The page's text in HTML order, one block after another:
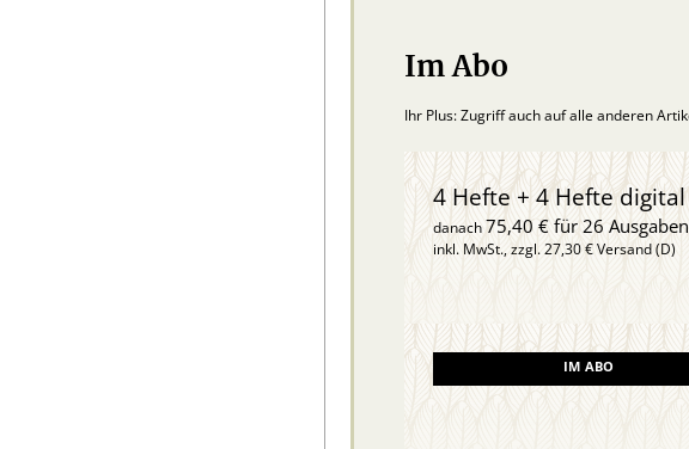
Im Abo
Ihr Plus: Zugriff auch auf alle anderen
4 Hefte + 4 Hefte
danach75,40 € für 26
inkl. MwSt., zzgl. 27,30 € Versand (D)
IM ABO